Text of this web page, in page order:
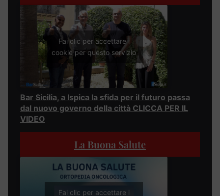
Fai clic per accettare i
cookie per questo servizio
Bar Sicilia, a Ispica la sfida per il futuro passa
dal nuovo governo della città CLICCA PER IL
VIDEO
La Buona Salute
Fai clic per accettare i